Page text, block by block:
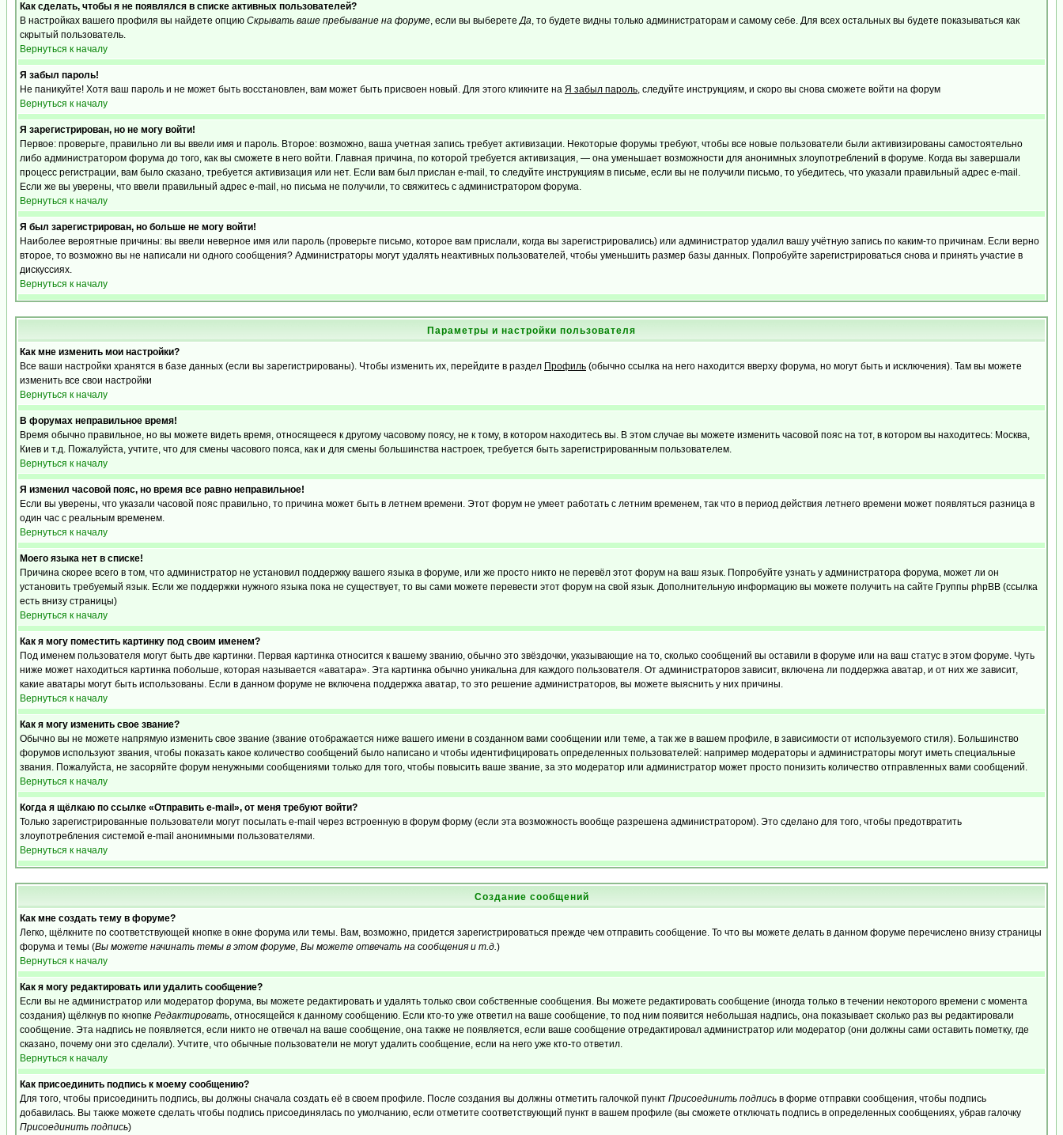
Как сделать, чтобы я не появлялся в списке активных пользователей?
В настройках вашего профиля вы найдете опцию Скрывать ваше пребывание на форуме, если вы выберетеДа, то будете видны только администраторам и самому себе. Для всех остальных вы будете показываться как
скрытый пользователь.
Вернуться к началу
Я забыл пароль!
Не паникуйте! Хотя ваш пароль и не может быть восстановлен, вам может быть присвоен новый. Для этого кликните на Я забыл пароль, следуйте инструкциям, и скоро вы снова сможете войти на форум
Вернуться к началу
Я зарегистрирован, но не могу войти!
Первое: проверьте, правильно ли вы ввели имя и пароль. Второе: возможно, ваша учетная запись требует активизации. Некоторые форумы требуют, чтобы все новые пользователи были активизированы самостоятельно
либо администратором форума до того, как вы сможете в него войти. Главная причина, по которой требуется активизация, — она уменьшает возможности для анонимных злоупотреблений в форуме. Когда вы завершали
процесс регистрации, вам было сказано, требуется активизация или нет. Если вам был прислан e-mail, то следуйте инструкциям в письме, если вы не получили письмо, то убедитесь, что указали правильный адрес e-mail.
Если же вы уверены, что ввели правильный адрес e-mail, но письма не получили, то свяжитесь с администратором форума.
Вернуться к началу
Я был зарегистрирован, но больше не могу войти!
Наиболее вероятные причины: вы ввели неверное имя или пароль (проверьте письмо, которое вам прислали, когда вы зарегистрировались) или администратор удалил вашу учётную запись по каким-то причинам. Если верно
второе, то возможно вы не написали ни одного сообщения? Администраторы могут удалять неактивных пользователей, чтобы уменьшить размер базы данных. Попробуйте зарегистрироваться снова и принять участие в
дискуссиях.
Вернуться к началу
Параметры и настройки пользователя
Как мне изменить мои настройки?
Все ваши настройки хранятся в базе данных (если вы зарегистрированы). Чтобы изменить их, перейдите в раздел Профиль (обычно ссылка на него находится вверху форума, но могут быть и исключения). Там вы можете
изменить все свои настройки
Вернуться к началу
В форумах неправильное время!
Время обычно правильное, но вы можете видеть время, относящееся к другому часовому поясу, не к тому, в котором находитесь вы. В этом случае вы можете изменить часовой пояс на тот, в котором вы находитесь: Москва,
Киев и т.д. Пожалуйста, учтите, что для смены часового пояса, как и для смены большинства настроек, требуется быть зарегистрированным пользователем.
Вернуться к началу
Я изменил часовой пояс, но время все равно неправильное!
Если вы уверены, что указали часовой пояс правильно, то причина может быть в летнем времени. Этот форум не умеет работать с летним временем, так что в период действия летнего времени может появляться разница в
один час с реальным временем.
Вернуться к началу
Моего языка нет в списке!
Причина скорее всего в том, что администратор не установил поддержку вашего языка в форуме, или же просто никто не перевёл этот форум на ваш язык. Попробуйте узнать у администратора форума, может ли он
установить требуемый язык. Если же поддержки нужного языка пока не существует, то вы сами можете перевести этот форум на свой язык. Дополнительную информацию вы можете получить на сайте Группы phpBB (ссылка
есть внизу страницы)
Вернуться к началу
Как я могу поместить картинку под своим именем?
Под именем пользователя могут быть две картинки. Первая картинка относится к вашему званию, обычно это звёздочки, указывающие на то, сколько сообщений вы оставили в форуме или на ваш статус в этом форуме. Чуть
ниже может находиться картинка побольше, которая называется «аватара». Эта картинка обычно уникальна для каждого пользователя. От администраторов зависит, включена ли поддержка аватар, и от них же зависит,
какие аватары могут быть использованы. Если в данном форуме не включена поддержка аватар, то это решение администраторов, вы можете выяснить у них причины.
Вернуться к началу
Как я могу изменить свое звание?
Обычно вы не можете напрямую изменить свое звание (звание отображается ниже вашего имени в созданном вами сообщении или теме, а так же в вашем профиле, в зависимости от используемого стиля). Большинство
форумов используют звания, чтобы показать какое количество сообщений было написано и чтобы идентифицировать определенных пользователей: например модераторы и администраторы могут иметь специальные
звания. Пожалуйста, не засоряйте форум ненужными сообщениями только для того, чтобы повысить ваше звание, за это модератор или администратор может просто понизить количество отправленных вами сообщений.
Вернуться к началу
Когда я щёлкаю по ссылке «Отправить e-mail», от меня требуют войти?
Только зарегистрированные пользователи могут посылать e-mail через встроенную в форум форму (если эта возможность вообще разрешена администратором). Это сделано для того, чтобы предотвратить
злоупотребления системой e-mail анонимными пользователями.
Вернуться к началу
Создание сообщений
Как мне создать тему в форуме?
Легко, щёлкните по соответствующей кнопке в окне форума или темы. Вам, возможно, придется зарегистрироваться прежде чем отправить сообщение. То что вы можете делать в данном форуме перечислено внизу страницы
форума и темы (Вы можете начинать темы в этом форуме, Вы можете отвечать на сообщения и т.д.)
Вернуться к началу
Как я могу редактировать или удалить сообщение?
Если вы не администратор или модератор форума, вы можете редактировать и удалять только свои собственные сообщения. Вы можете редактировать сообщение (иногда только в течении некоторого времени с момента
создания) щёлкнув по кнопке Редактировать, относящейся к данному сообщению. Если кто-то уже ответил на ваше сообщение, то под ним появится небольшая надпись, она показывает сколько раз вы редактировали
сообщение. Эта надпись не появляется, если никто не отвечал на ваше сообщение, она также не появляется, если ваше сообщение отредактировал администратор или модератор (они должны сами оставить пометку, где
сказано, почему они это сделали). Учтите, что обычные пользователи не могут удалить сообщение, если на него уже кто-то ответил.
Вернуться к началу
Как присоединить подпись к моему сообщению?
Для того, чтобы присоединить подпись, вы должны сначала создать её в своем профиле. После создания вы должны отметить галочкой пункт Присоединить подпись в форме отправки сообщения, чтобы подпись
добавилась. Вы также можете сделать чтобы подпись присоединялась по умолчанию, если отметите соответствующий пункт в вашем профиле (вы сможете отключать подпись в определенных сообщениях, убрав галочку
Присоединить подпись)